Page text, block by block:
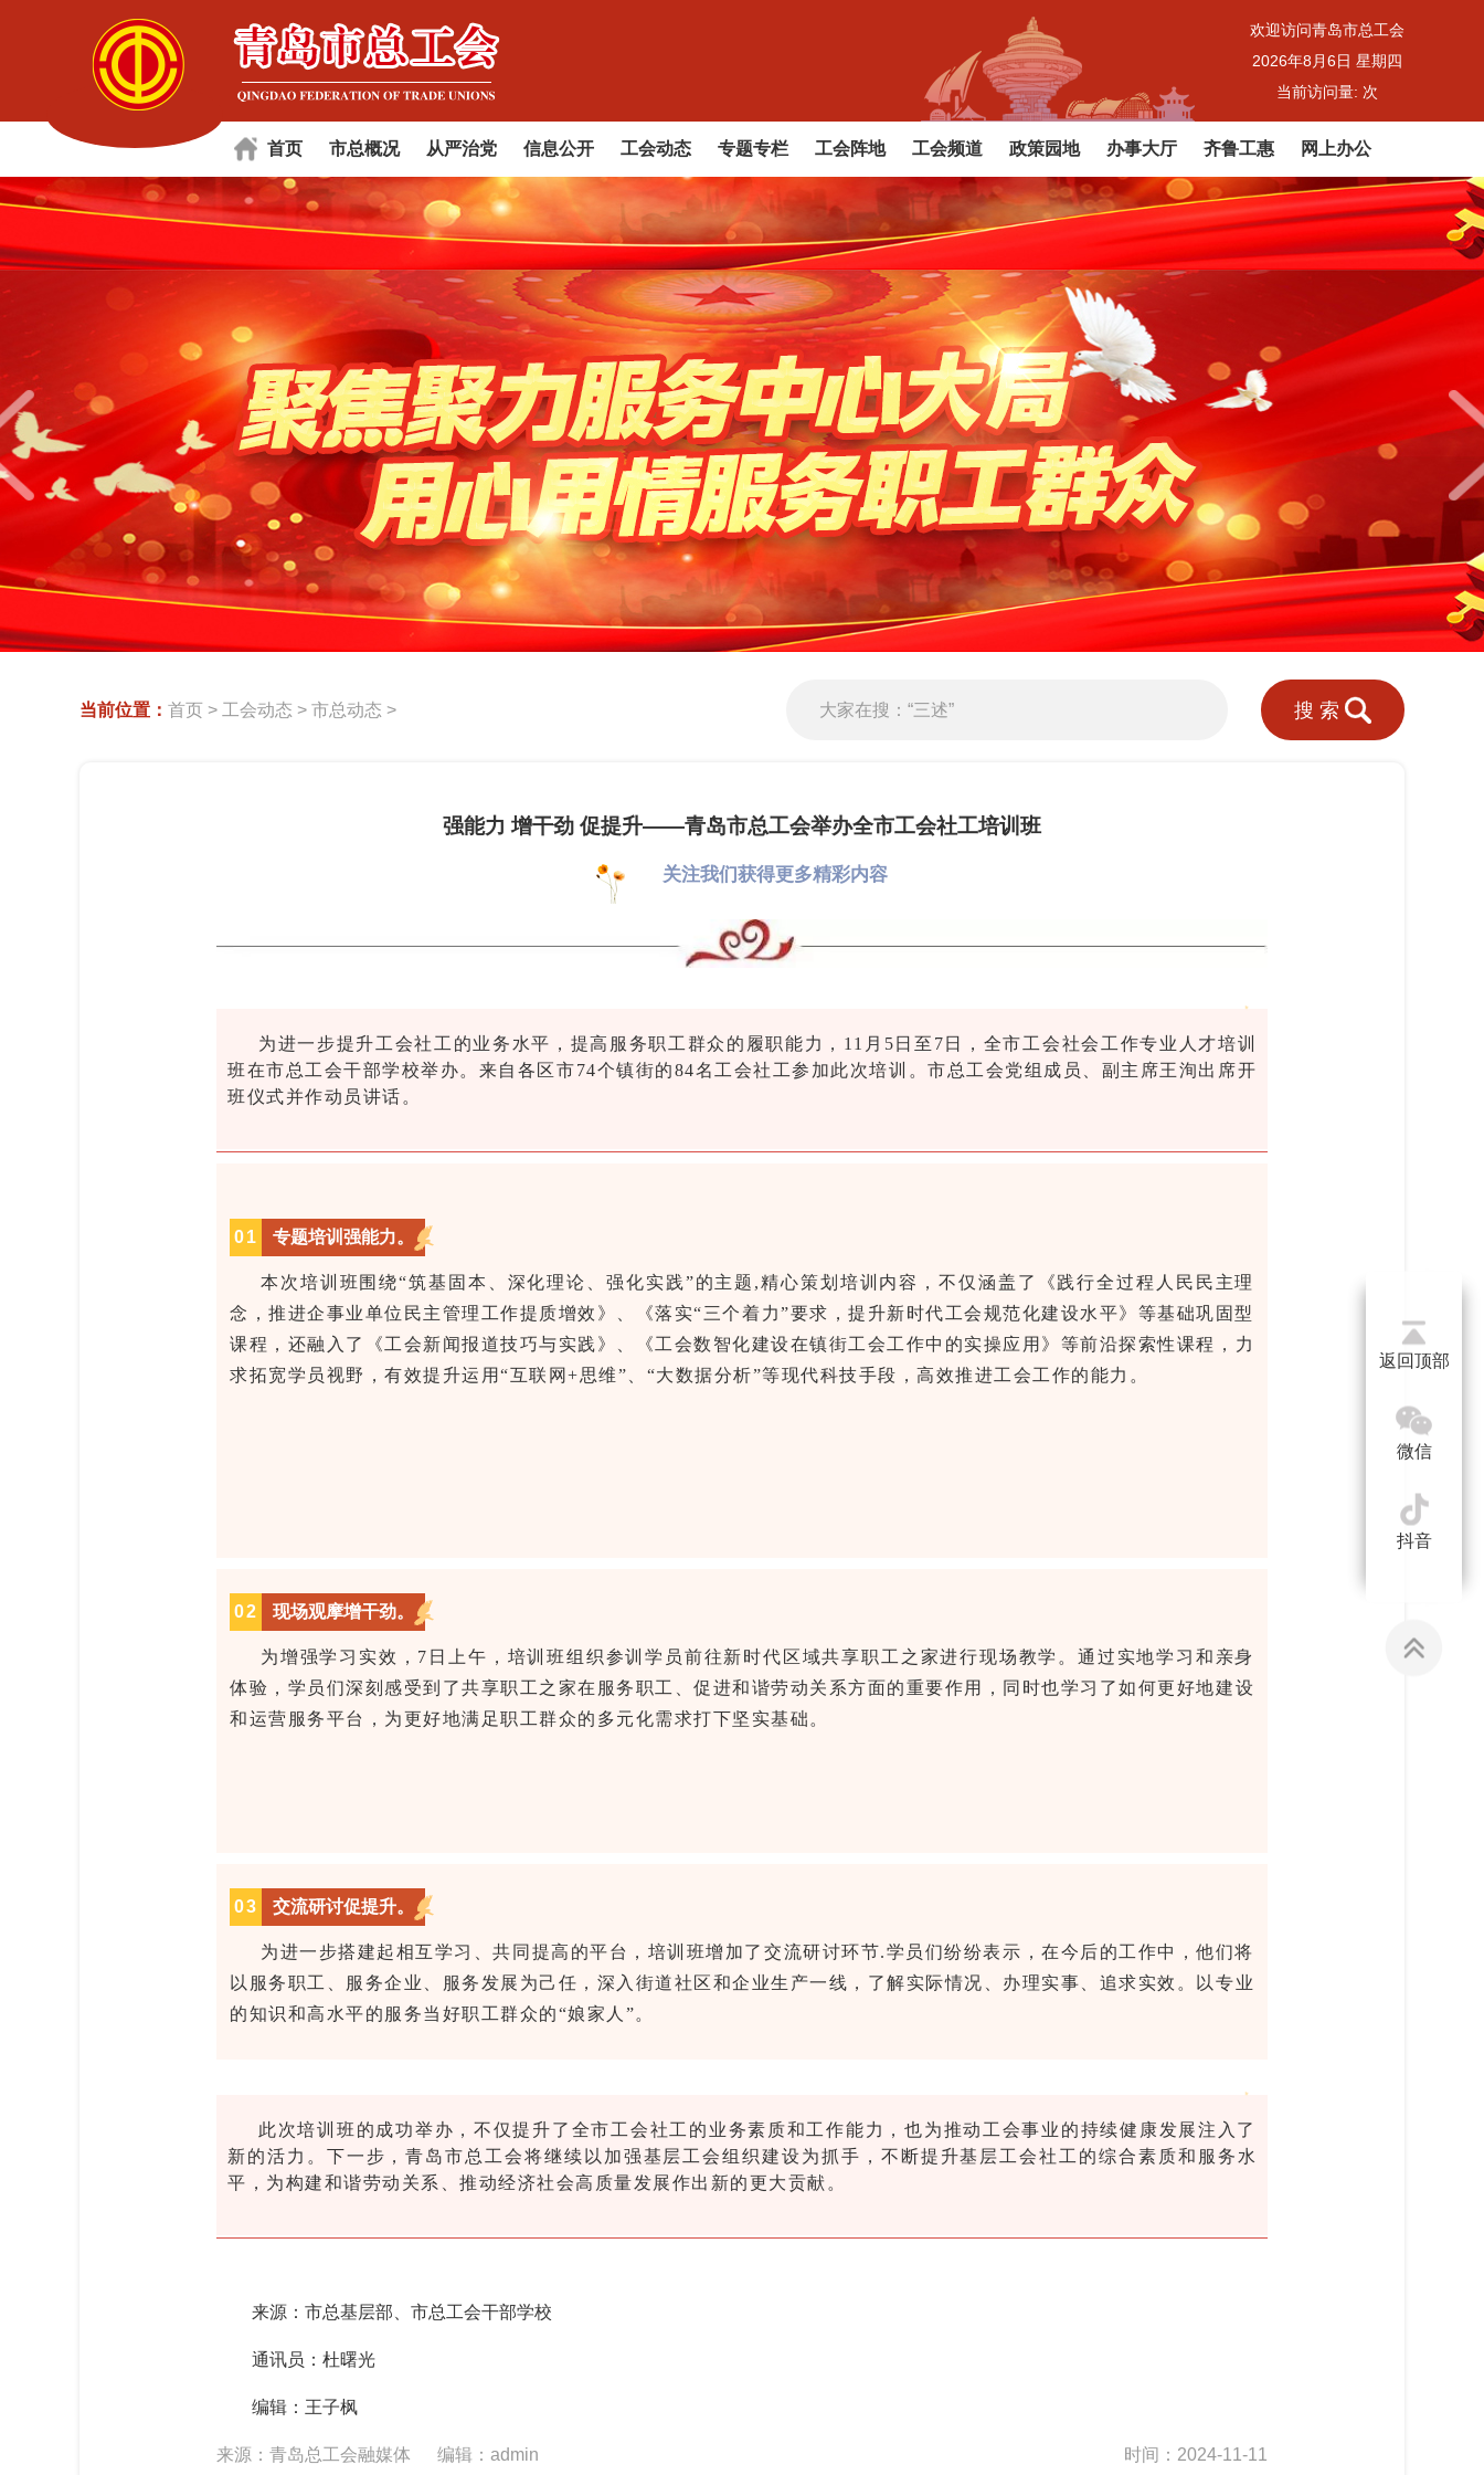
欢迎访问青岛市总工会
2026年8月6日 星期四
当前访问量: 次
首页 市总概况 从严治党 信息公开 工会动态 专题专栏 工会阵地 工会频道 政策园地 办事大厅 齐鲁工惠 网上办公
当前位置： 首页 > 工会动态 > 市总动态 > 搜索
强能力 增干劲 促提升——青岛市总工会举办全市工会社工培训班
关注我们获得更多精彩内容
为进一步提升工会社工的业务水平，提高服务职工群众的履职能力，11月5日至7日，全市工会社会工作专业人才培训
班在市总工会干部学校举办。来自各区市74个镇街的84名工会社工参加此次培训。市总工会党组成员、副主席王洵出席开
班仪式并作动员讲话。
01 专题培训强能力。
本次培训班围绕“筑基固本、深化理论、强化实践”的主题,精心策划培训内容，不仅涵盖了《践行全过程人民民主理
念，推进企事业单位民主管理工作提质增效》、《落实“三个着力”要求，提升新时代工会规范化建设水平》等基础巩固型
课程，还融入了《工会新闻报道技巧与实践》、《工会数智化建设在镇街工会工作中的实操应用》等前沿探索性课程，力
求拓宽学员视野，有效提升运用“互联网+思维”、“大数据分析”等现代科技手段，高效推进工会工作的能力。
02 现场观摩增干劲。
为增强学习实效，7日上午，培训班组织参训学员前往新时代区域共享职工之家进行现场教学。通过实地学习和亲身
体验，学员们深刻感受到了共享职工之家在服务职工、促进和谐劳动关系方面的重要作用，同时也学习了如何更好地建设
和运营服务平台，为更好地满足职工群众的多元化需求打下坚实基础。
03 交流研讨促提升。
为进一步搭建起相互学习、共同提高的平台，培训班增加了交流研讨环节.学员们纷纷表示，在今后的工作中，他们将
以服务职工、服务企业、服务发展为己任，深入街道社区和企业生产一线，了解实际情况、办理实事、追求实效。以专业
的知识和高水平的服务当好职工群众的“娘家人”。
此次培训班的成功举办，不仅提升了全市工会社工的业务素质和工作能力，也为推动工会事业的持续健康发展注入了
新的活力。下一步，青岛市总工会将继续以加强基层工会组织建设为抓手，不断提升基层工会社工的综合素质和服务水
平，为构建和谐劳动关系、推动经济社会高质量发展作出新的更大贡献。
来源：市总基层部、市总工会干部学校
通讯员：杜曙光
编辑：王子枫
来源：青岛总工会融媒体 编辑：admin 时间：2024-11-11
返回顶部
微信
抖音